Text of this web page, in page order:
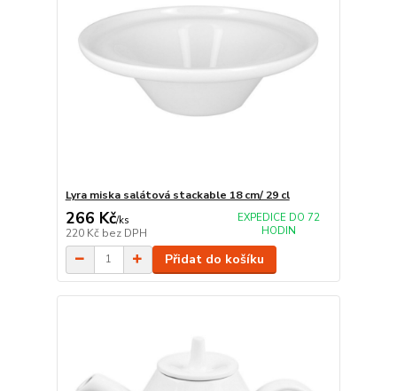
Lyra miska salátová stackable 18 cm/ 29 cl
266 Kč/ks
220 Kč bez DPH
EXPEDICE DO 72
HODIN
Přidat do košíku